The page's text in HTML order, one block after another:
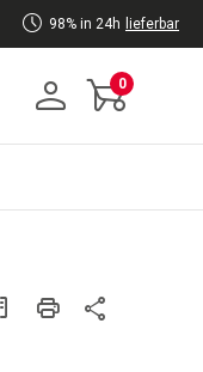
98% in 24h lieferbar
0